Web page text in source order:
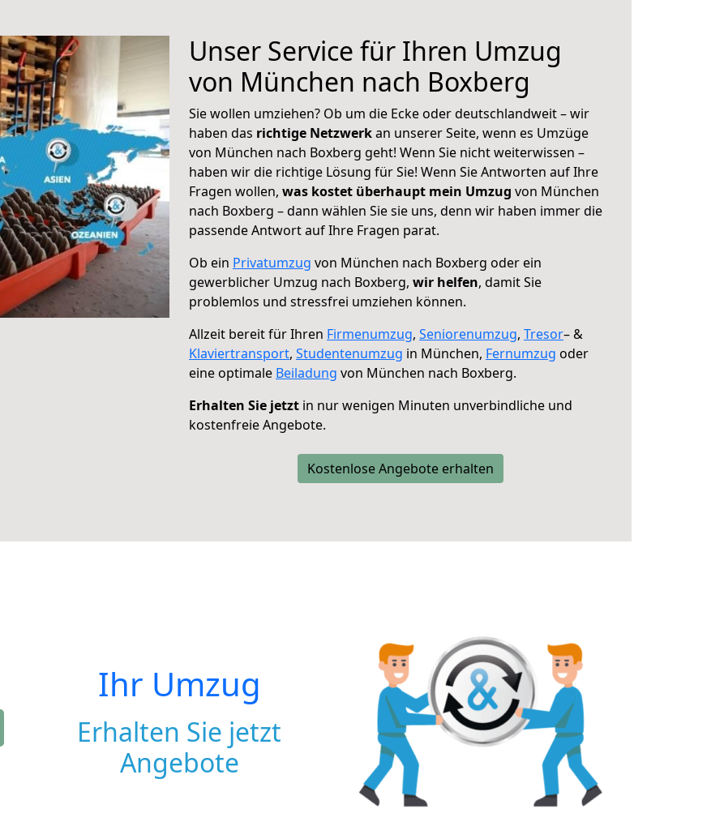
Unser Service für Ihren Umzug
von München nach Boxberg
Sie wollen umziehen? Ob um die Ecke oder deutschlandweit – wir
haben das richtige Netzwerkan unserer Seite, wenn es Umzüge
von München nach Boxberg geht! Wenn Sie nicht weiterwissen –
haben wir die richtige Lösung für Sie! Wenn Sie Antworten auf Ihre
Fragen wollen, was kostet überhaupt mein Umzug von München
nach Boxberg – dann wählen Sie sie uns, denn wir haben immer die
passende Antwort auf Ihre Fragen parat.
Ob ein Privatumzug von München nach Boxberg oder ein
gewerblicher Umzug nach Boxberg, wir helfen, damit Sie
problemlos und stressfrei umziehen können.
Allzeit bereit für Ihren Firmenumzug, Seniorenumzug, Tresor– &
Klaviertransport, Studentenumzug in München, Fernumzug oder
eine optimale Beiladung von München nach Boxberg.
Erhalten Sie jetzt in nur wenigen Minuten unverbindliche und
kostenfreie Angebote.
Kostenlose Angebote erhalten
Ihr Umzug
Erhalten Sie jetzt
Angebote